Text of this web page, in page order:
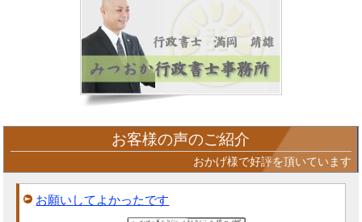
お客様の声のご紹介
おかげ様で好評を頂いています
お願いしてよかったです